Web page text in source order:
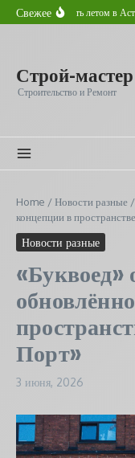
Перейти к содержанию
Свежее
Где отдохнуть летом в
Строй-мастер
Строительство и Ремонт
Home /Новости разные /
концепции в
Новости разные
«Буквоед»
Порт»
3 июня, 2026